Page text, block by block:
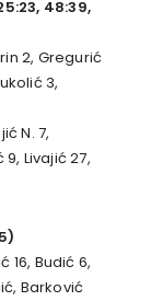
48:39,
2, Gregurić
3,
N. 7,
Livajić 27,
16, Budić 6,
Barković